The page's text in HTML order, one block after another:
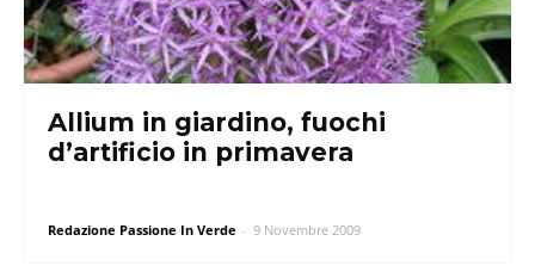
Allium in giardino, fuochi
d’artificio in primavera
Redazione Passione In Verde - 9 Novembre 2009